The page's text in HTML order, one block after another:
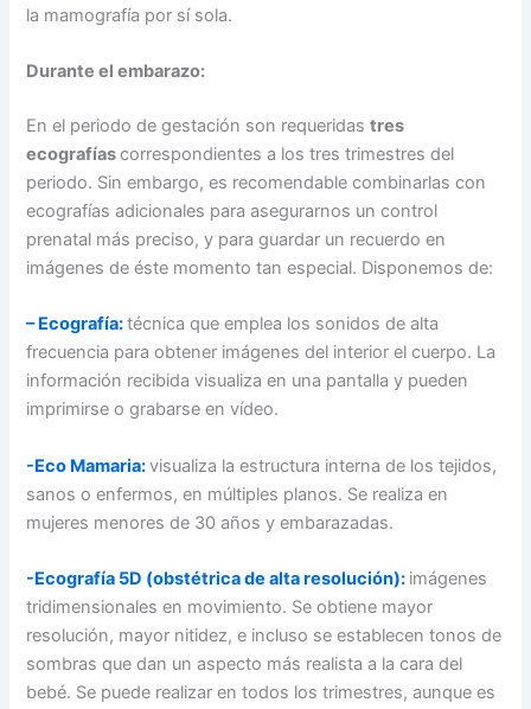
la mamografía por sí sola.
Durante el embarazo:
En el periodo de gestación son requeridastres
ecografíascorrespondientes a los tres trimestres del
periodo. Sin embargo, es recomendable combinarlas con
ecografías adicionales para asegurarnos un control
prenatal más preciso, y para guardar un recuerdo en
imágenes de éste momento tan especial. Disponemos de:
– Ecografía:técnica que emplea los sonidos de alta
frecuencia para obtener imágenes del interior el cuerpo. La
información recibida visualiza en una pantalla y pueden
imprimirse o grabarse en vídeo.
-Eco Mamaria:visualiza la estructura interna de los tejidos,
sanos o enfermos, en múltiples planos. Se realiza en
mujeres menores de 30 años y embarazadas.
-Ecografía 5D (obstétrica de alta resolución): imágenes
tridimensionales en movimiento. Se obtiene mayor
resolución, mayor nitidez, e incluso se establecen tonos de
sombras que dan un aspecto más realista a la cara del
bebé. Se puede realizar en todos los trimestres, aunque es